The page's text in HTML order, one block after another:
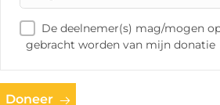
De deelnemer(s) mag/mogen
gebracht worden van mijn donatie
Doneer